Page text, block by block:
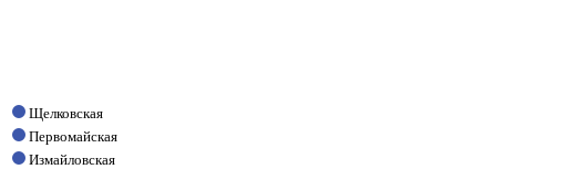
Щелковская
Первомайская
Измайловская